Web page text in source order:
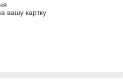
вашу картку